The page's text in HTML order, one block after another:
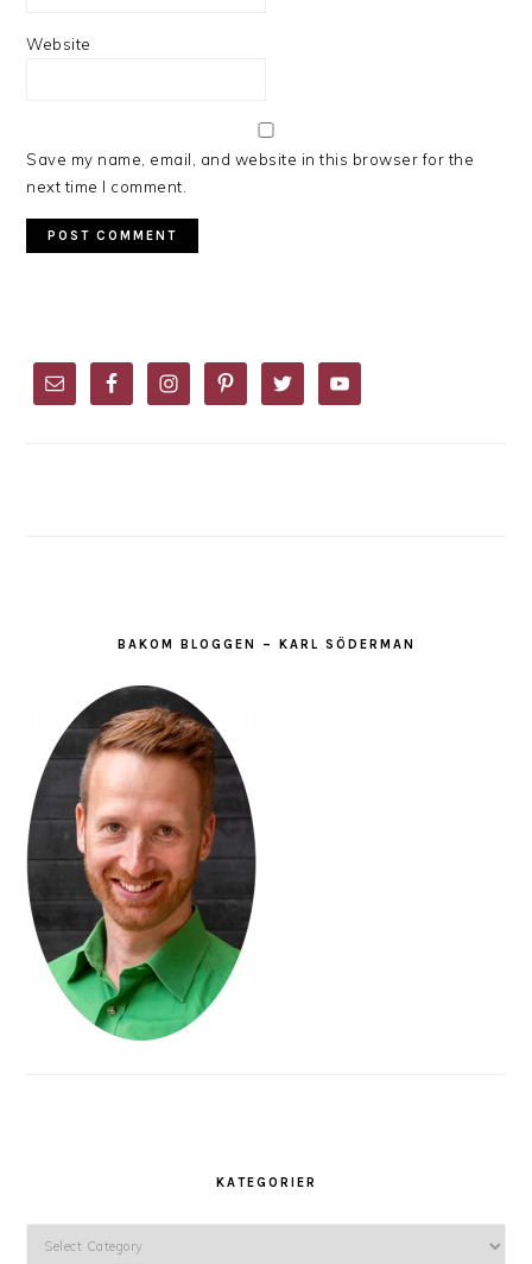
Website
Save my name, email, and website in this browser for the
next time I comment.
SIDEBAR
BAKOM BLOGGEN – KARL SÖDERMAN
KATEGORIER